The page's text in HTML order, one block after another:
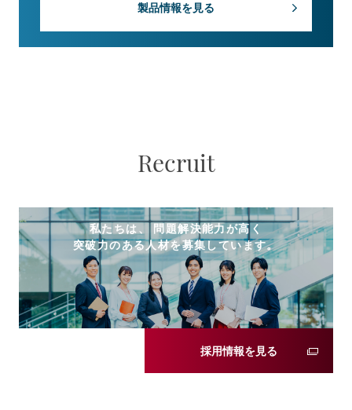
製品情報を見る
Recruit
私たちは、 問題解決能力が高く
突破力のある人材を募集しています。
採用情報を見る